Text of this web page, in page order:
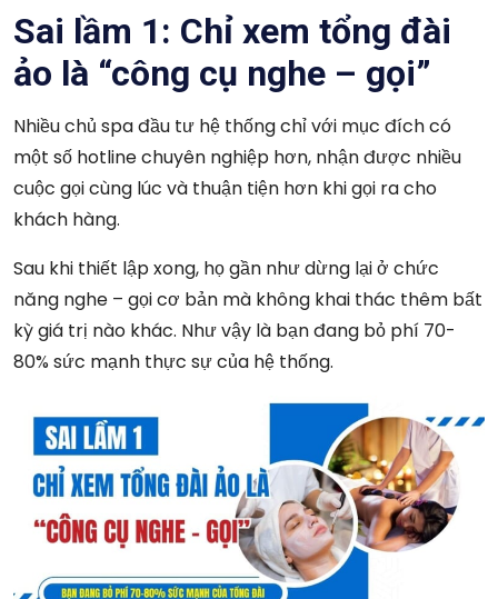
Sai lầm 1: Chỉ xem tổng đài
ảo là “công cụ nghe – gọi”
Nhiều chủ spa đầu tư hệ thống chỉ với mục đích có
một số hotline chuyên nghiệp hơn, nhận được nhiều
cuộc gọi cùng lúc và thuận tiện hơn khi gọi ra cho
khách hàng.
Sau khi thiết lập xong, họ gần như dừng lại ở chức
năng nghe – gọi cơ bản mà không khai thác thêm bất
kỳ giá trị nào khác. Như vậy là bạn đang bỏ phí 70-
80% sức mạnh thực sự của hệ thống.